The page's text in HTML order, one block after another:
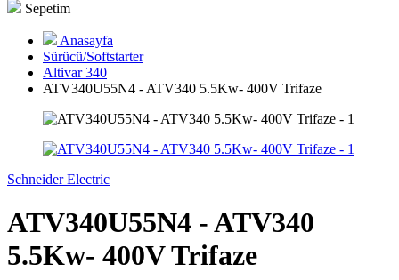
Sepetim
Anasayfa
Sürücü/Softstarter
Altivar 340
ATV340U55N4 - ATV340 5.5Kw- 400V Trifaze
Schneider Electric
ATV340U55N4 - ATV340
5.5Kw- 400V Trifaze